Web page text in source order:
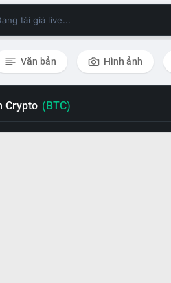
tải giá live...
Văn bản Hình ảnh
Crypto (BTC)